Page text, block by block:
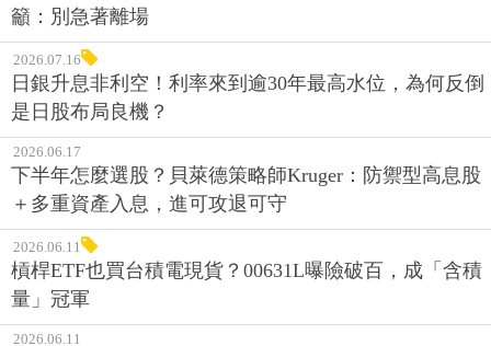
籲：別急著離場
2026.07.16
日銀升息非利空！利率來到逾30年最高水位，為何反倒
是日股布局良機？
2026.06.17
下半年怎麼選股？貝萊德策略師Kruger：防禦型高息股
＋多重資產入息，進可攻退可守
2026.06.11
槓桿ETF也買台積電現貨？00631L曝險破百，成「含積
量」冠軍
2026.06.11